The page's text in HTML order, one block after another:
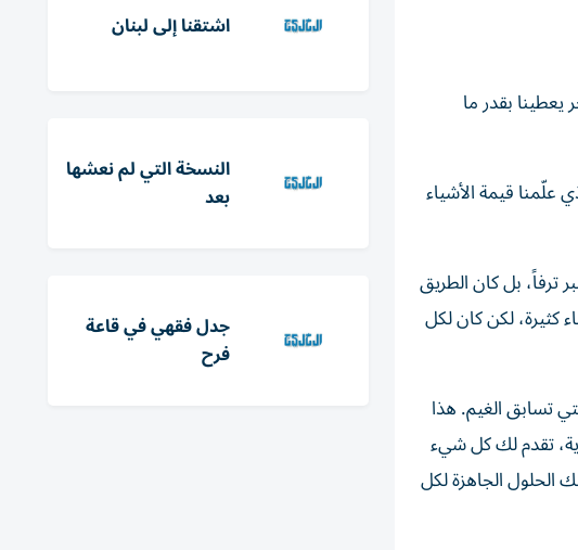
بقدر ما
قيمة الأشياء
بل كان الطريق
كثيرة، لكن كان لكل
تسابق الغيم. هذا
تقدم لك كل شيء
الجاهزة لكل
اشتقنا إلى لبنان
النسخة التي لم نعشها
بعد
جدل فقهي في قاعة
فرح